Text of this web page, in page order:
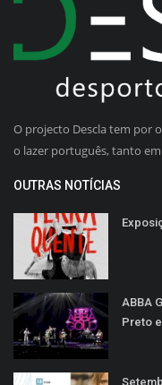
O projecto Descla tem por
o lazer português, tanto
OUTRAS NOTÍCIAS
ABBA
Preto